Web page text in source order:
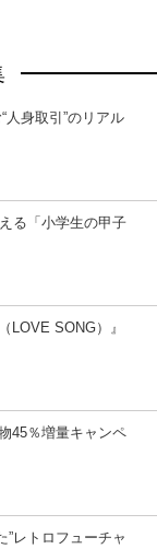
人身取引”のリアル
る「小学生の甲子
LOVE SONG）』
45％増量キャンペ
レトロフューチャ